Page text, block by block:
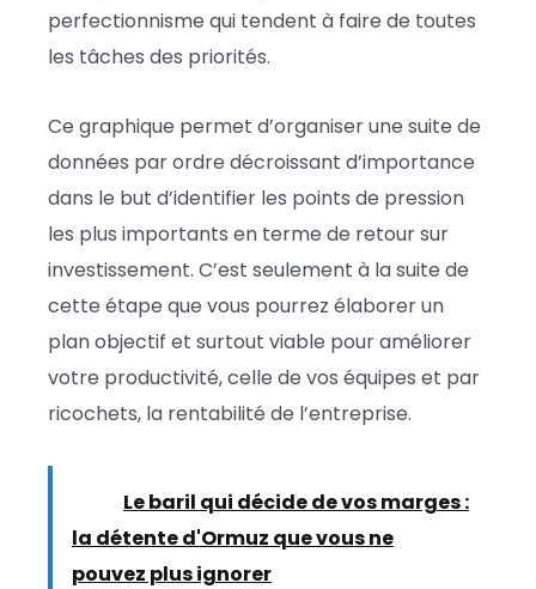
perfectionnisme qui tendent à faire de toutes
les tâches des priorités.
Ce graphique permet d’organiser une suite de
données par ordre décroissant d’importance
dans le but d’identifier les points de pression
les plus importants en terme de retour sur
investissement. C’est seulement à la suite de
cette étape que vous pourrez élaborer un
plan objectif et surtout viable pour améliorer
votre productivité, celle de vos équipes et par
ricochets, la rentabilité de l’entreprise.
Le baril qui décide de vos marges :
la détente d'Ormuz que vous ne
pouvez plus ignorer